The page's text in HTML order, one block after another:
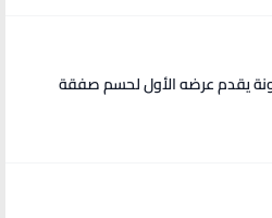
سيتي سخر منه .. برشلونة يقدم عرضه الأول لحسم صفقة